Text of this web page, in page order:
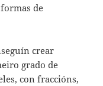
de
crear
grado de
con fraccións,